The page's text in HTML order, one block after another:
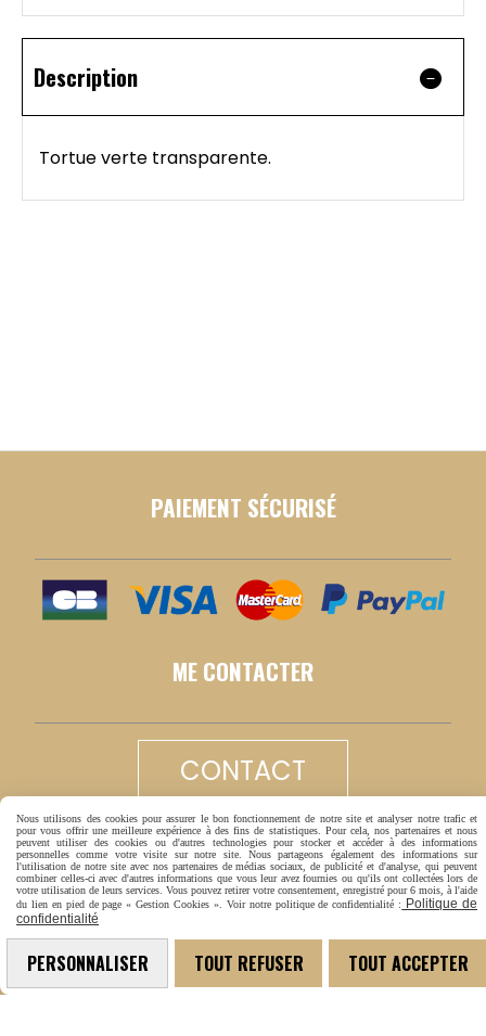
Description
Tortue verte transparente.
PAIEMENT SÉCURISÉ
ME CONTACTER
CONTACT
LIVRAISON RAPIDE
Nous utilisons des cookies pour assurer le bon fonctionnement de notre site et analyser notre trafic et
pour vous offrir une meilleure expérience à des fins de statistiques. Pour cela, nos partenaires et nous
peuvent utiliser des cookies ou d'autres technologies pour stocker et accéder à des informations
personnelles comme votre visite sur notre site. Nous partageons également des informations sur
l'utilisation de notre site avec nos partenaires de médias sociaux, de publicité et d'analyse, qui peuvent
combiner celles-ci avec d'autres informations que vous leur avez fournies ou qu'ils ont collectées lors de
votre utilisation de leurs services. Vous pouvez retirer votre consentement, enregistré pour 6 mois, à l'aide
du lien en pied de page « Gestion Cookies ». Voir notre politique de confidentialité :
Politique de
confidentialité
PERSONNALISER TOUT REFUSER TOUT ACCEPTER